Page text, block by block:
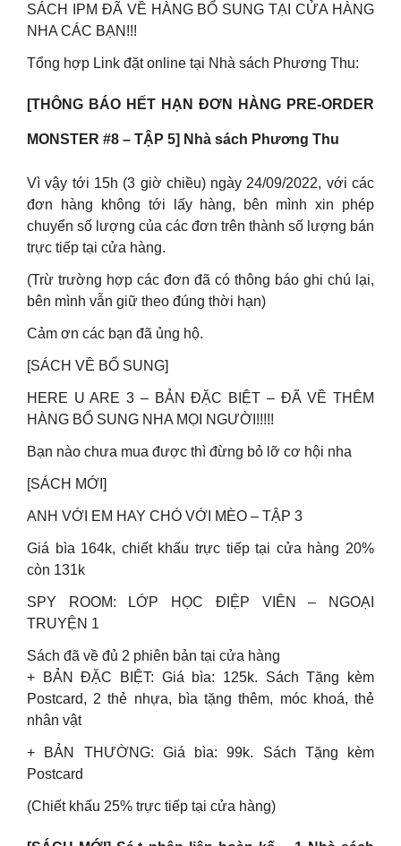
SÁCH IPM ĐÃ VỀ HÀNG BỔ SUNG TẠI CỬA HÀNG
NHA CÁC BẠN!!!
Tổng hợp Link đặt online tại Nhà sách Phương Thu:
[THÔNG BÁO HẾT HẠN ĐƠN HÀNG PRE-ORDER
MONSTER #8 – TẬP 5] Nhà sách Phương Thu
Vì vậy tới 15h (3 giờ chiều) ngày 24/09/2022, với các
đơn hàng không tới lấy hàng, bên mình xin phép
chuyển số lượng của các đơn trên thành số lượng bán
trực tiếp tại cửa hàng.
(Trừ trường hợp các đơn đã có thông báo ghi chú lại,
bên mình vẫn giữ theo đúng thời hạn)
Cảm ơn các bạn đã ủng hộ.
[SÁCH VỀ BỔ SUNG]
HERE U ARE 3 – BẢN ĐẶC BIỆT – ĐÃ VỀ THÊM
HÀNG BỔ SUNG NHA MỌI NGƯỜI!!!!!
Bạn nào chưa mua được thì đừng bỏ lỡ cơ hội nha ️
[SÁCH MỚI]
ANH VỚI EM HAY CHÓ VỚI MÈO – TẬP 3
Giá bìa 164k, chiết khấu trực tiếp tại cửa hàng 20%
còn 131k
SPY ROOM: LỚP HỌC ĐIỆP VIÊN – NGOẠI
TRUYỆN 1
Sách đã về đủ 2 phiên bản tại cửa hàng
+ BẢN ĐẶC BIỆT: Giá bìa: 125k. Sách Tặng kèm
Postcard, 2 thẻ nhựa, bìa tặng thêm, móc khoá, thẻ
nhân vật
+ BẢN THƯỜNG: Giá bìa: 99k. Sách Tặng kèm
Postcard
(Chiết khấu 25% trực tiếp tại cửa hàng)